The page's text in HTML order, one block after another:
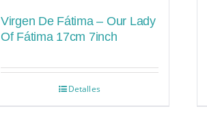
Virgen De Fátima – Our Lady
Of Fátima 17cm 7inch
Detalles